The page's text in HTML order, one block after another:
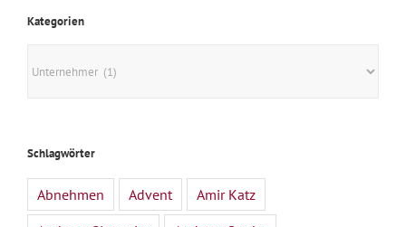
Kategorien
Schlagwörter
Abnehmen Advent
Amir Katz